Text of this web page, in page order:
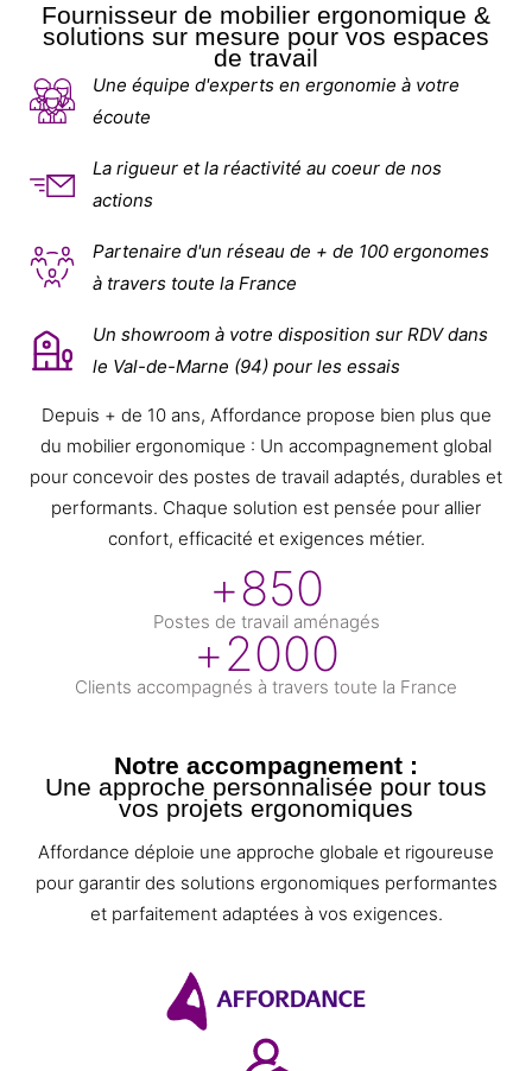
Fournisseur de mobilier ergonomique &
solutions sur mesure pour vos espaces
de travail
Une équipe d'experts en ergonomie à votre
écoute
La rigueur et la réactivité au coeur de nos
actions
Partenaire d'un réseau de + de 100 ergonomes
à travers toute la France
Un showroom à votre disposition sur RDV dans
le Val-de-Marne (94) pour les essais
Depuis + de 10 ans, Affordance propose bien plus que
du mobilier ergonomique : Un accompagnement global
pour concevoir des postes de travail adaptés, durables et
performants. Chaque solution est pensée pour allier
confort, efficacité et exigences métier.
Postes de travail aménagés
+850
Clients accompagnés à travers toute la France
+2000
Notre accompagnement :
Une approche personnalisée pour tous
vos projets ergonomiques
Affordance déploie une approche globale et rigoureuse
pour garantir des solutions ergonomiques performantes
et parfaitement adaptées à vos exigences.